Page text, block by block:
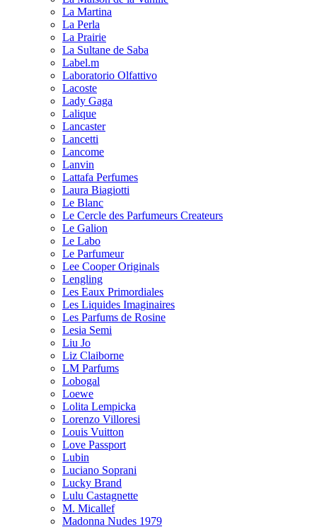
La Martina
La Perla
La Prairie
La Sultane de Saba
Label.m
Laboratorio Olfattivo
Lacoste
Lady Gaga
Lalique
Lancaster
Lancetti
Lancome
Lanvin
Lattafa Perfumes
Laura Biagiotti
Le Blanc
Le Cercle des Parfumeurs Createurs
Le Galion
Le Labo
Le Parfumeur
Lee Cooper Originals
Lengling
Les Eaux Primordiales
Les Liquides Imaginaires
Les Parfums de Rosine
Lesia Semi
Liu Jo
Liz Claiborne
LM Parfums
Lobogal
Loewe
Lolita Lempicka
Lorenzo Villoresi
Louis Vuitton
Love Passport
Lubin
Luciano Soprani
Lucky Brand
Lulu Castagnette
M. Micallef
Madonna Nudes 1979